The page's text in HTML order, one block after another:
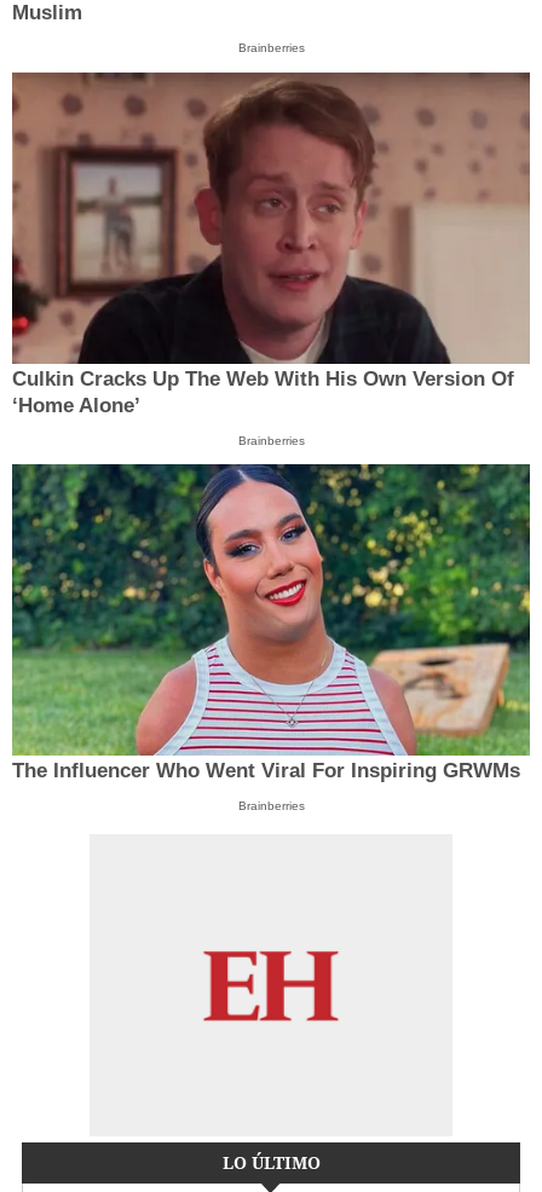
Muslim
Brainberries
Culkin Cracks Up The Web With His Own Version Of
‘Home Alone’
Brainberries
The Influencer Who Went Viral For Inspiring GRWMs
Brainberries
LO ÚLTIMO